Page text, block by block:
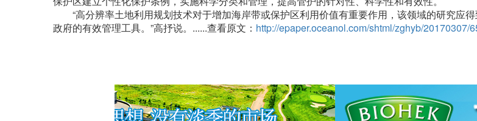
“高分辨率土地利用规划技术对于增加海岸带或保护区利用价值有重要作用，该领域的研究应
政府的有效管理工具。”高抒说。......查看原文： http://epaper.oceanol.com/shtml/zghyb/20170307/